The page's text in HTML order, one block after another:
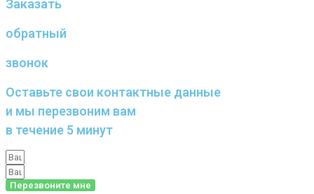
Заказать
обратный
звонок
Оставьте свои контактные данные
и мы перезвоним вам
в течение 5 минут
Перезвоните мне